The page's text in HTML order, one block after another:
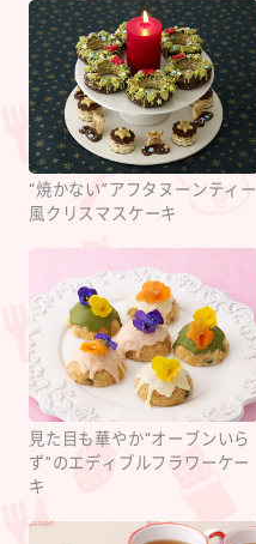
“焼かない”アフタヌーンティー
風クリスマスケーキ
見た目も華やか“オーブンいら
ず”のエディブルフラワーケー
キ